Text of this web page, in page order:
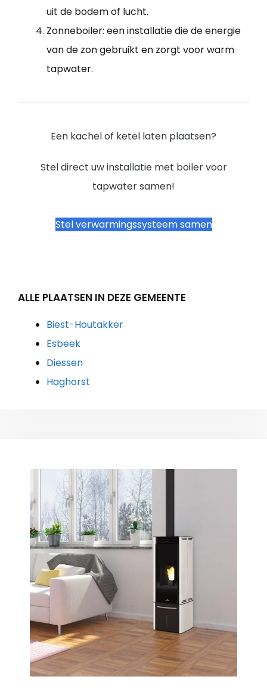
uit de bodem of lucht.
Zonneboiler: een installatie die de energie
van de zon gebruikt en zorgt voor warm
tapwater.
Een kachel of ketel laten plaatsen?
Stel direct uw installatie met boiler voor
tapwater samen!
Stel verwarmingssysteem samen
ALLE PLAATSEN IN DEZE GEMEENTE
Biest-Houtakker
Esbeek
Diessen
Haghorst